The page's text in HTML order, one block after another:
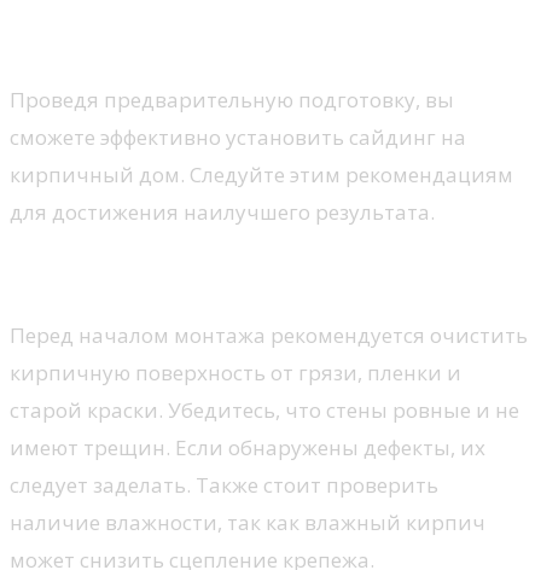
Проведя предварительную подготовку, вы
сможете эффективно установить сайдинг на
кирпичный дом. Следуйте этим рекомендациям
для достижения наилучшего результата.
Перед началом монтажа рекомендуется очистить
кирпичную поверхность от грязи, пленки и
старой краски. Убедитесь, что стены ровные и не
имеют трещин. Если обнаружены дефекты, их
следует заделать. Также стоит проверить
наличие влажности, так как влажный кирпич
может снизить сцепление крепежа.